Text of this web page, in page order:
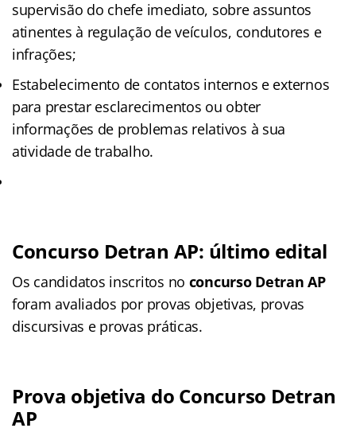
supervisão do chefe imediato, sobre assuntos
atinentes à regulação de veículos, condutores e
infrações;
Estabelecimento de contatos internos e externos
para prestar esclarecimentos ou obter
informações de problemas relativos à sua
atividade de trabalho.
Concurso Detran AP: último edital
Os candidatos inscritos no concurso Detran AP
foram avaliados por provas objetivas, provas
discursivas e provas práticas.
Prova objetiva do Concurso Detran
AP